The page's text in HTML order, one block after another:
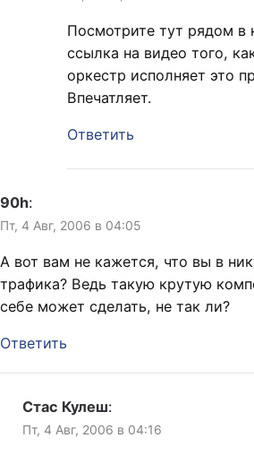
Посмотрите тут рядом в
ссылка на видео того,
оркестр исполняет это
Впечатляет.
Ответить
90h:
Пт, 4 Авг, 2006 в 04:05
А вот вам не кажется, что вы в
трафика? Ведь такую крутую
себе может сделать, не так ли?
Ответить
Стас Кулеш:
Пт, 4 Авг, 2006 в 04:16